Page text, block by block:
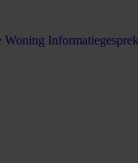
Woning Informatiegesprek